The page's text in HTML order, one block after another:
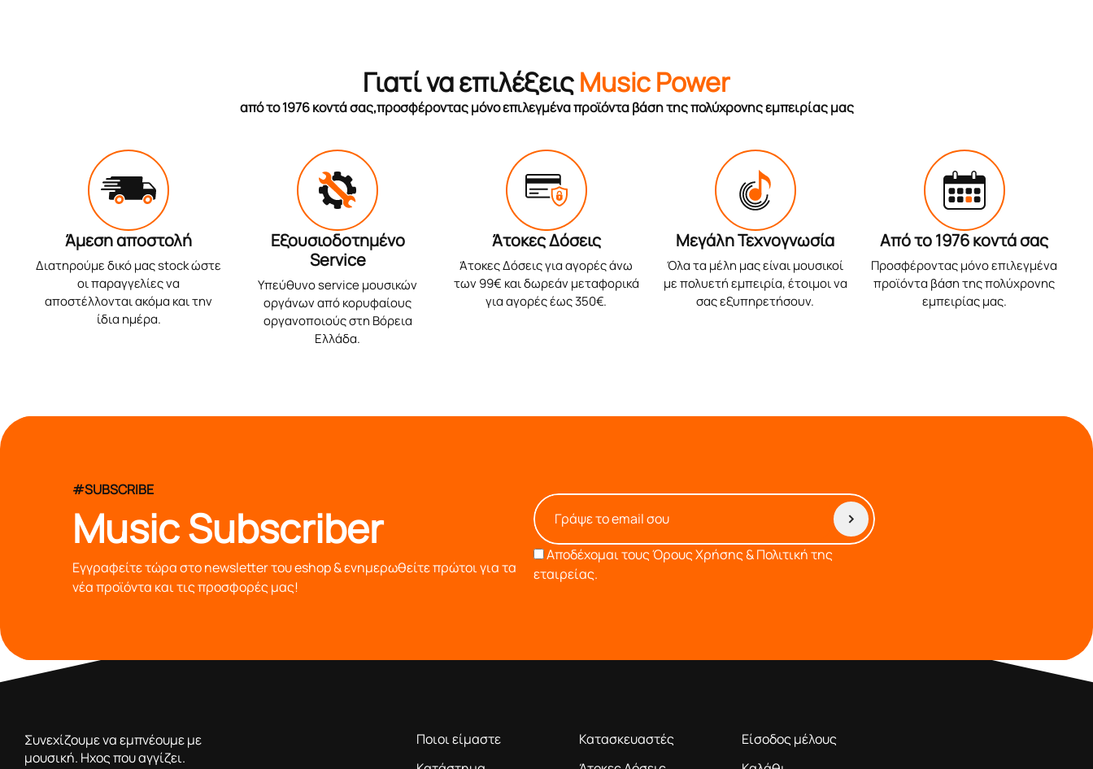
Γιατί να επιλέξειςMusic Power
από το 1976 κοντά σας,προσφέροντας μόνο επιλεγμένα προϊόντα βάση της πολύχρονης εμπειρίας μας
Άμεση αποστολή
Διατηρούμε δικό μας stock ώστε
οι παραγγελίες να
αποστέλλονται ακόμα και την
ίδια ημέρα.
Εξουσιοδοτημένο
Service
Υπεύθυνο service μουσικών
οργάνων από κορυφαίους
οργανοποιούς στη Βόρεια
Ελλάδα.
Άτοκες Δόσεις
Άτοκες Δόσεις για αγορές άνω
των 99€ και δωρεάν μεταφορικά
για αγορές έως 350€.
Μεγάλη Τεχνογνωσία
Όλα τα μέλη μας είναι μουσικοί
με πολυετή εμπειρία, έτοιμοι να
σας εξυπηρετήσουν.
Από το 1976 κοντά σας
Προσφέροντας μόνο επιλεγμένα
προϊόντα βάση της πολύχρονης
εμπειρίας μας.
#SUBSCRIBE
Music Subscriber
Εγγραφείτε τώρα στο newsletter του eshop & ενημερωθείτε πρώτοι για τα
νέα προϊόντα και τις προσφορές μας!
Αποδέχομαι τουςΌρους Χρήσης & Πολιτική της
εταιρείας.
Συνεχίζουμε να εμπνέουμε με
μουσική. Ηχος που αγγίζει.
Ποιοι είμαστε
Κατασκευαστές
Είσοδος μέλους